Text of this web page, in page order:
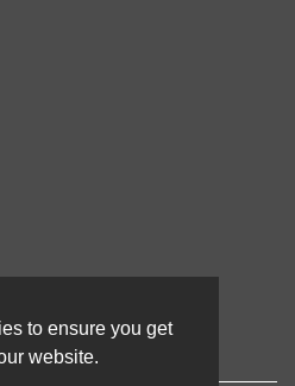
to ensure you get
website.